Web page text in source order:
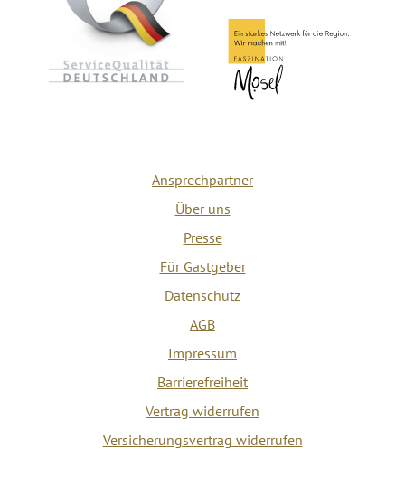
Ansprechpartner
Über uns
Presse
Für Gastgeber
Datenschutz
AGB
Impressum
Barrierefreiheit
Vertrag widerrufen
Versicherungsvertrag widerrufen